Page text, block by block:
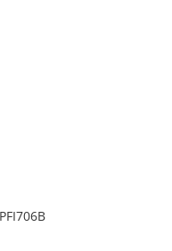
PFI706B